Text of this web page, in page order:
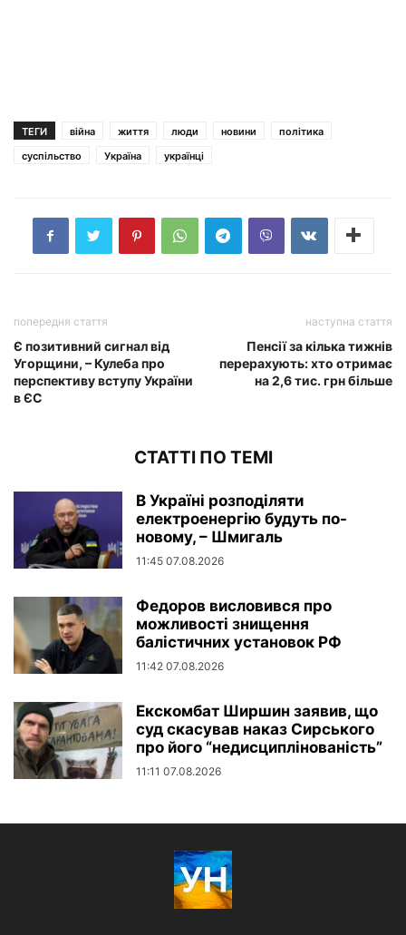
ТЕГИ війна життя люди новини
політика
суспільство
Україна українці
попередня стаття
Є позитивний сигнал від
Угорщини, – Кулеба про
перспективу вступу України
в ЄС
наступна стаття
Пенсії за кілька тижнів
перерахують: хто отримає
на 2,6 тис. грн більше
СТАТТІ ПО ТЕМІ
В Україні розподіляти
електроенергію будуть по-
новому, – Шмигаль
11:45 07.08.2026
Федоров висловився про
можливості знищення
балістичних установок РФ
11:42 07.08.2026
Екскомбат Ширшин заявив, що
суд скасував наказ Сирського
про його “недисциплінованість”
11:11 07.08.2026